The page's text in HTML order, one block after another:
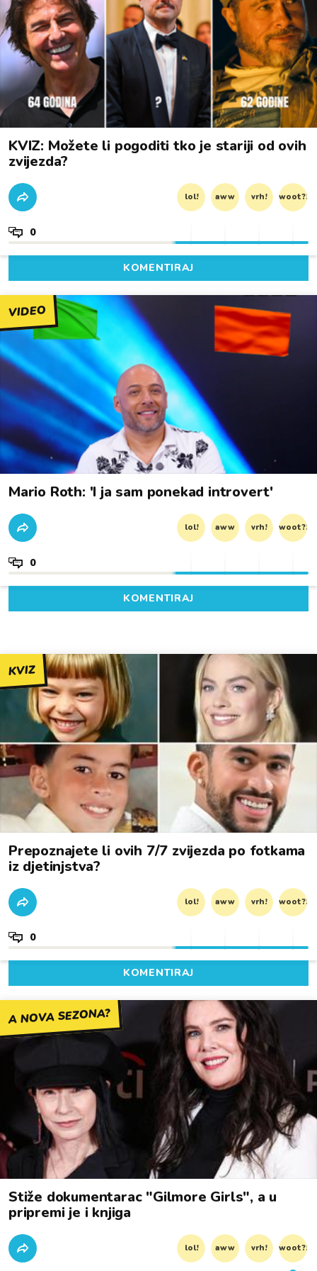
KVIZ: Možete li pogoditi tko je stariji od ovih
zvijezda?
lol! aww vrh! woot?!
0
KOMENTIRAJ
VIDEO
Mario Roth: 'I ja sam ponekad introvert'
lol! aww vrh! woot?!
0
KOMENTIRAJ
KVIZ
Prepoznajete li ovih 7/7 zvijezda po fotkama
iz djetinjstva?
lol! aww vrh! woot?!
0
KOMENTIRAJ
A NOVA SEZONA?
Stiže dokumentarac "Gilmore Girls", a u
pripremi je i knjiga
lol! aww vrh! woot?!